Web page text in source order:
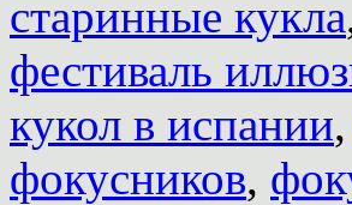
старинные кукла
фестиваль
кукол в испании,
фокусников,